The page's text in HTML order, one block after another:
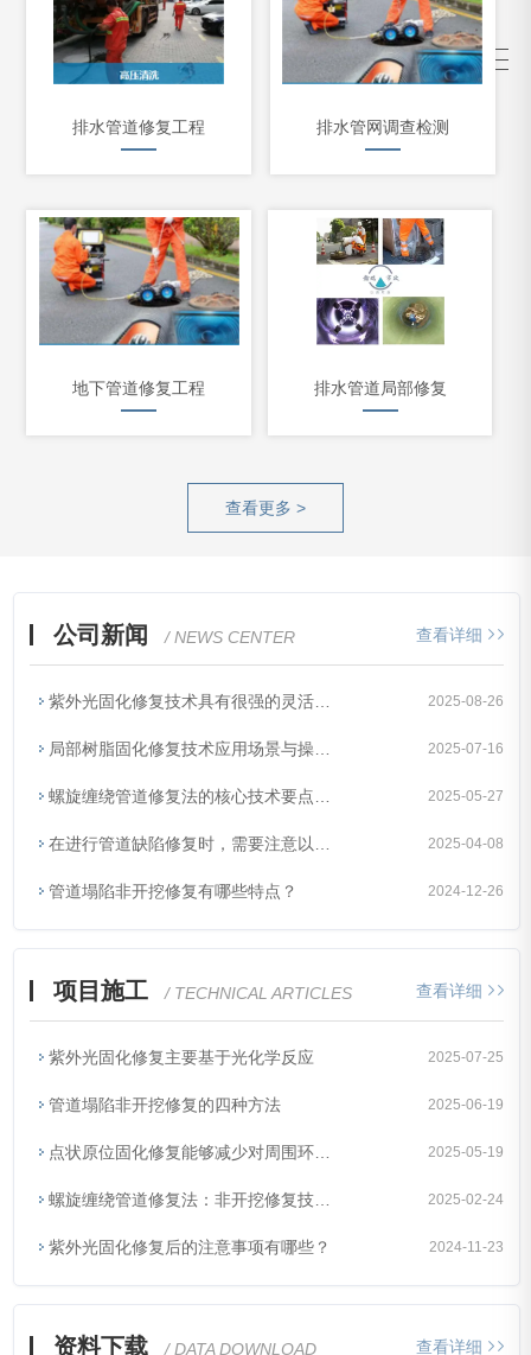
排水管道修复工程 排水管网调查检测
地下管道修复工程 排水管道局部修复
查看更多 >
公司新闻 / NEWS CENTER 查看详细
紫外光固化修复技术具有很强的灵活性和通用性 2025-08-26
局部树脂固化修复技术应用场景与操作全解析 2025-07-16
2025-05-27
2025-04-08
管道塌陷非开挖修复有哪些特点？ 2024-12-26
项目施工 / TECHNICAL ARTICLES 查看详细
紫外光固化修复主要基于光化学反应 2025-07-25
管道塌陷非开挖修复的四种方法 2025-06-19
点状原位固化修复能够减少对周围环境和交通的影响 2025-05-19
螺旋缠绕管道修复法：非开挖修复技术的革新 2025-02-24
紫外光固化修复后的注意事项有哪些？ 2024-11-23
资料下载 / DATA DOWNLOAD 查看详细